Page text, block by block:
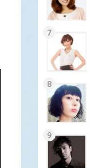
7
8
9